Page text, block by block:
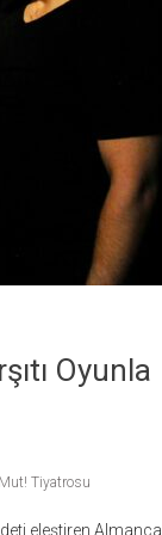
Oyunla
Mut! Tiyatrosu
eleştiren Almanca